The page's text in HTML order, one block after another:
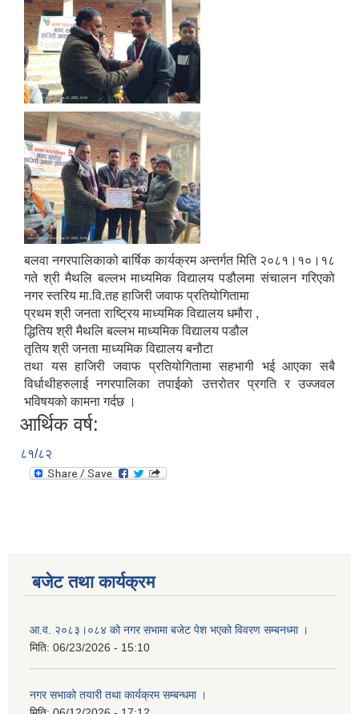
बलवा नगरपालिकाको बार्षिक कार्यक्रम अन्तर्गत मिति २०८१।१०।१८
गते श्री मैथलि बल्लभ माध्यमिक विद्यालय पडौलमा संचालन गरिएको
नगर स्तरिय मा.वि.तह हाजिरी जवाफ प्रतियोगितामा
प्रथम श्री जनता राष्ट्रिय माध्यमिक विद्यालय धमौरा ,
द्धितिय श्री मैथलि बल्लभ माध्यमिक विद्यालय पडौल
तृतिय श्री जनता माध्यमिक विद्यालय बनौटा
तथा यस हाजिरी जवाफ प्रतियोगितामा सहभागी भई आएका सबै
विर्धाथीहरुलाई नगरपालिका तपाईको उत्तरोतर प्रगति र उज्जवल
भविषयको कामना गर्दछ ।
आर्थिक वर्ष:
८१/८२
बजेट तथा कार्यक्रम
आ.व. २०८३।०८४ को नगर सभामा बजेट पेश भएको विवरण सम्बनध्मा ।
मिति: 06/23/2026 - 15:10
नगर सभाको तयारी तथा कार्यक्रम सम्बन्धमा ।